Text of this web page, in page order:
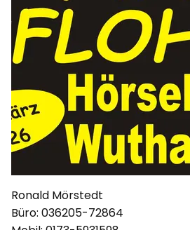
Ronald Mörstedt
Büro: 036205-72864